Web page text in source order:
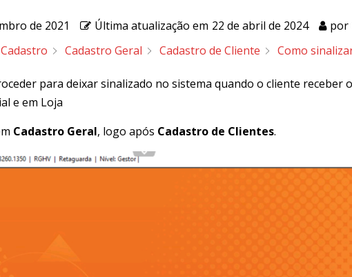
de 2021 Última atualização em 22 de abril de 2024 por
Cadastro Cadastro Geral Cadastro de Cliente Como
para deixar sinalizado no sistema quando o cliente receber
e em Loja
Cadastro Geral, logo após Cadastro de Clientes.